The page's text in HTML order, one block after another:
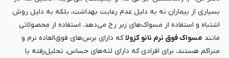
بسیاری از بیماران نه به دلیل عدم رعایت بهداشت، بلکه به دلیل روش
اشتباه و استفاده از مسواک‌های زبر رخ می‌دهد. استفاده از محصولاتی
مانند مسواک فوق نرم نانو کزولاکه دارای برس‌های فوق‌العاده نرم و
متراکم هستند، برای افرادی که دارای لثه‌های حساس، تحلیل‌رفته یا